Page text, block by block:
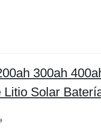
300ah
Solar